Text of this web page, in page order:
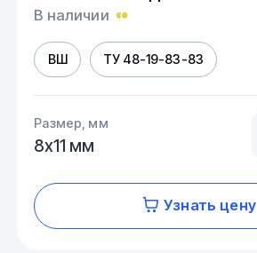
В наличии
ВШ ТУ 48-19-83-83
Размер, мм
8х11 мм
Узнать цену